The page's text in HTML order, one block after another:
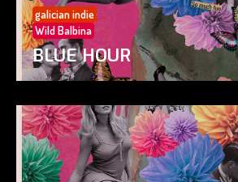
galician indie
Wild Balbina
BLUE HOUR